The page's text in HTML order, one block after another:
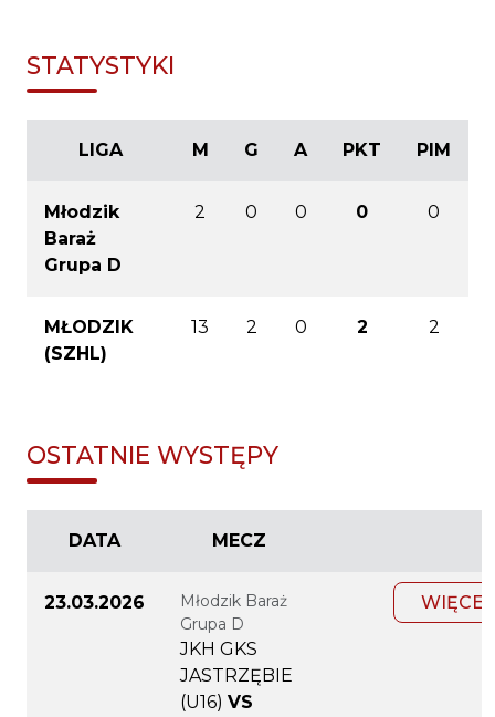
STATYSTYKI
LIGA M G A PKT PIM
Młodzik
Baraż
Grupa D
2 0 0 0 0
MŁODZIK
(SZHL)
13 2 0 2 2
OSTATNIE WYSTĘPY
DATA MECZ
23.03.2026
Młodzik Baraż
Grupa D
JKH GKS
JASTRZĘBIE
(U16) VS
WIĘCEJ